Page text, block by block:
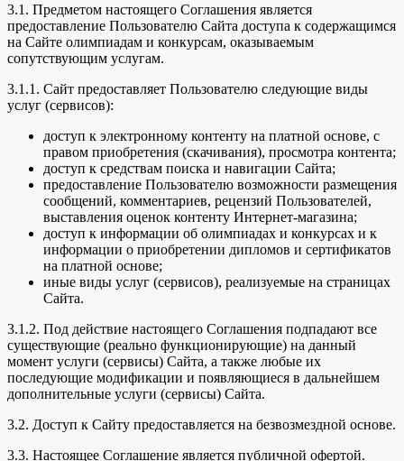
3.1. Предметом настоящего Соглашения является
предоставление Пользователю Сайта доступа к содержащимся
на Сайте олимпиадам и конкурсам, оказываемым
сопутствующим услугам.
3.1.1. Сайт предоставляет Пользователю следующие виды
услуг (сервисов):
доступ к электронному контенту на платной основе, с
правом приобретения (скачивания), просмотра контента;
доступ к средствам поиска и навигации Сайта;
предоставление Пользователю возможности размещения
сообщений, комментариев, рецензий Пользователей,
выставления оценок контенту Интернет-магазина;
доступ к информации об олимпиадах и конкурсах и к
информации о приобретении дипломов и сертификатов
на платной основе;
иные виды услуг (сервисов), реализуемые на страницах
Сайта.
3.1.2. Под действие настоящего Соглашения подпадают все
существующие (реально функционирующие) на данный
момент услуги (сервисы) Сайта, а также любые их
последующие модификации и появляющиеся в дальнейшем
дополнительные услуги (сервисы) Сайта.
3.2. Доступ к Сайту предоставляется на безвозмездной основе.
3.3. Настоящее Соглашение является публичной офертой.